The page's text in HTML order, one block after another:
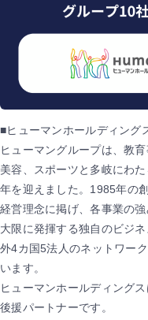
■ヒューマンホールディング
ヒューマングループは、教
美容、スポーツと多岐にわ
年を迎えました。1985年の
経営理念に掲げ、各事業の
大限に発揮する独自のビジ
外4カ国5法人のネットワー
います。
ヒューマンホールディング
後援パートナーです。